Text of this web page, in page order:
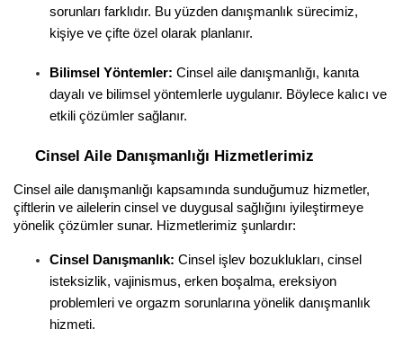
sorunları farklıdır. Bu yüzden danışmanlık sürecimiz,
kişiye ve çifte özel olarak planlanır.
Bilimsel Yöntemler: Cinsel aile danışmanlığı, kanıta
dayalı ve bilimsel yöntemlerle uygulanır. Böylece kalıcı ve
etkili çözümler sağlanır.
Cinsel Aile Danışmanlığı Hizmetlerimiz
Cinsel aile danışmanlığı kapsamında sunduğumuz hizmetler,
çiftlerin ve ailelerin cinsel ve duygusal sağlığını iyileştirmeye
yönelik çözümler sunar. Hizmetlerimiz şunlardır:
Cinsel Danışmanlık: Cinsel işlev bozuklukları, cinsel
isteksizlik, vajinismus, erken boşalma, ereksiyon
problemleri ve orgazm sorunlarına yönelik danışmanlık
hizmeti.